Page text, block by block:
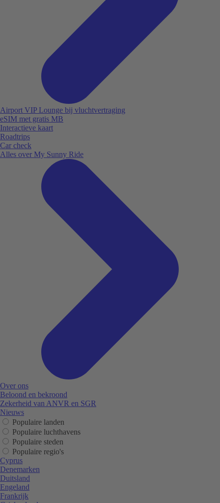
Airport VIP Lounge bij vluchtvertraging
eSIM met gratis MB
Interactieve kaart
Roadtrips
Car check
Alles over My Sunny Ride
Over ons
Beloond en bekroond
Zekerheid van ANVR en SGR
Nieuws
Populaire landen
Populaire luchthavens
Populaire steden
Populaire regio's
Cyprus
Denemarken
Duitsland
Engeland
Frankrijk